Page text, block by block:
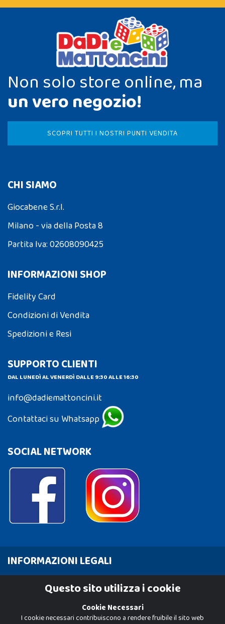
Non solo store online, ma
un vero negozio!
SCOPRI TUTTI I NOSTRI PUNTI VENDITA
CHI SIAMO
Giocabene S.r.l.
Milano - via della Posta 8
Partita Iva: 02608090425
INFORMAZIONI SHOP
Fidelity Card
Condizioni di Vendita
Spedizioni e Resi
SUPPORTO CLIENTI
DAL LUNEDÌ AL VENERDÌ DALLE 9:30 ALLE 16:30
info@dadiemattoncini.it
Contattaci su Whatsapp
SOCIAL NETWORK
INFORMAZIONI LEGALI
Cookie PolicyQuesto sito utilizza i cookie
Cookie Necessari
I cookie necessari contribuiscono a rendere fruibile il sito web